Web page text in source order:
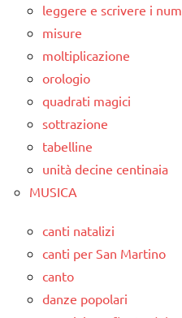
leggere e scrivere i
misure
moltiplicazione
orologio
quadrati magici
sottrazione
tabelline
unità decine centinaia
MUSICA
canti natalizi
canti per San Martino
canto
danze popolari